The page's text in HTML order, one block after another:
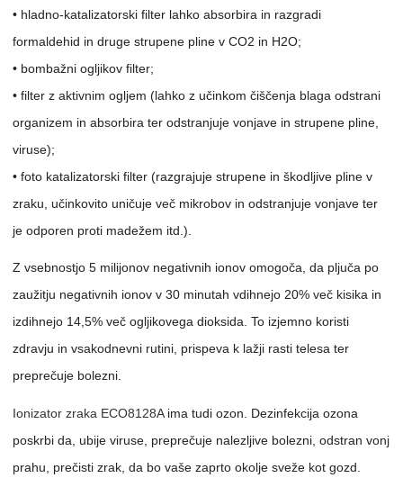
• hladno-katalizatorski filter lahko absorbira in razgradi
formaldehid in druge strupene pline v CO2 in H2O;
• bombažni ogljikov filter;
• filter z aktivnim ogljem (lahko z učinkom čiščenja blaga odstrani
organizem in absorbira ter odstranjuje vonjave in strupene pline,
viruse);
• foto katalizatorski filter (razgrajuje strupene in škodljive pline v
zraku, učinkovito uničuje več mikrobov in odstranjuje vonjave ter
je odporen proti madežem itd.).
Z vsebnostjo 5 milijonov negativnih ionov omogoča, da pljuča po
zaužitju negativnih ionov v 30 minutah vdihnejo 20% več kisika in
izdihnejo 14,5% več ogljikovega dioksida. To izjemno koristi
zdravju in vsakodnevni rutini, prispeva k lažji rasti telesa ter
preprečuje bolezni.
Ionizator zraka ECO8128A ima tudi ozon. Dezinfekcija ozona
poskrbi da, ubije viruse, preprečuje nalezljive bolezni, odstran vonj
prahu, prečisti zrak, da bo vaše zaprto okolje sveže kot gozd.